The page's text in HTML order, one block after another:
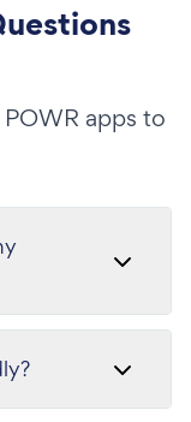
apps to